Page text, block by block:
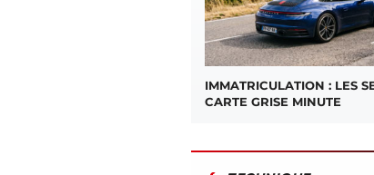
IMMATRICULATION : LES
CARTE GRISE MINUTE